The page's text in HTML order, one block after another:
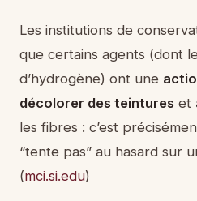
Les institutions de
que certains agents (dont
d’hydrogène) ont une
décolorer des teintures et
les fibres : c’est
“tente pas” au hasard sur
(mci.si.edu)